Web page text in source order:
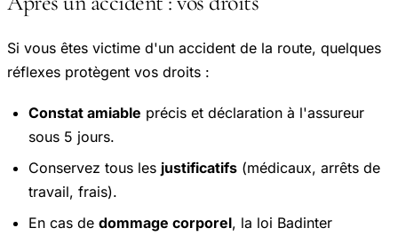
Si vous êtes victime d'un accident de la route, quelques
réflexes protègent vos droits :
Constat amiable précis et déclaration à l'assureur
sous 5 jours.
Conservez tous les justificatifs (médicaux, arrêts de
travail, frais).
En cas de dommage corporel, la loi Badinter